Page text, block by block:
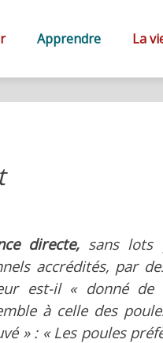
Apprendre La
directe, sans lots
accrédités, par
est-il « donné de
à celle des
» : « Les poules